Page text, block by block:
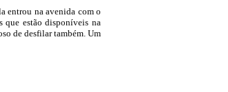
entrou na avenida com o
que estão disponíveis na
de desfilar também. Um